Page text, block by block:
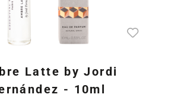
Latte by Jordi
- 10ml